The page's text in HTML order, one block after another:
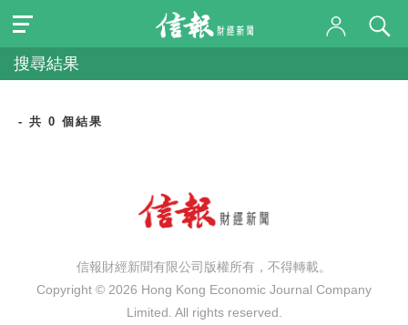
搜尋結果
- 共 0 個結果
信報財經新聞有限公司版權所有，不得轉載。
Copyright © 2026 Hong Kong Economic Journal Company
Limited. All rights reserved.